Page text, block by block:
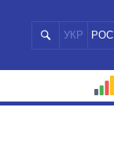
УКР РОС